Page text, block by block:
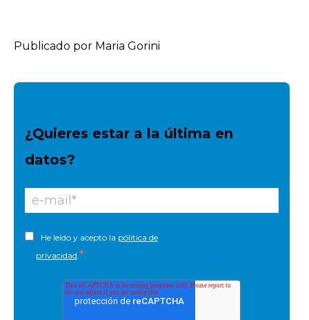
Publicado por Maria Gorini
¿Quieres estar a la última en
datos?
He leído y acepto la pólitica de
privacidad.*